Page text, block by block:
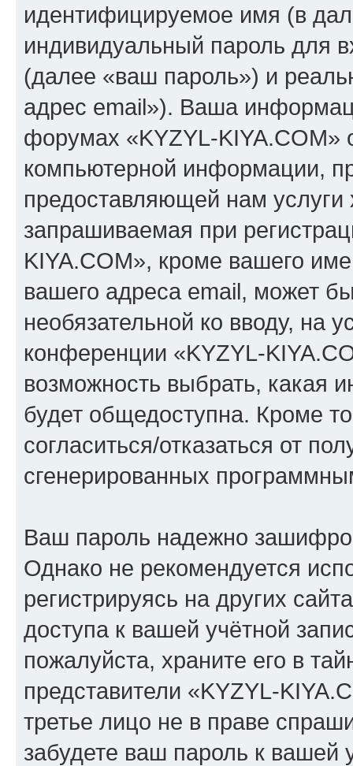
идентифицируемое имя (в
индивидуальный пароль для
(далее «ваш пароль») и
адрес email»). Ваша
форумах «KYZYL-KIYA.COM»
компьютерной информации,
предоставляющей нам
запрашиваемая при
KIYA.COM», кроме вашего
вашего адреса email, может
необязательной ко вводу, на
конференции «KYZYL-
возможность выбрать, какая
будет общедоступна. Кроме
согласиться/отказаться от
сгенерированных
Ваш пароль надежно
Однако не рекомендуется
регистрируясь на других
доступа к вашей учётной
пожалуйста, храните его в
представители «KYZYL-
третье лицо не в праве
забудете ваш пароль к вашей